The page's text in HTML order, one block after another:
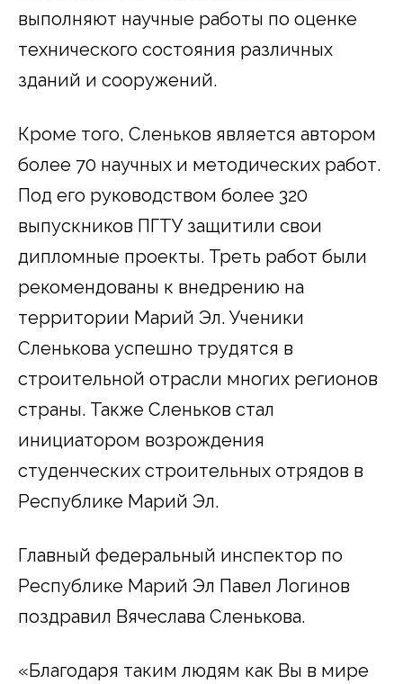
выполняют научные работы по оценке
технического состояния различных
зданий и сооружений.
Кроме того, Сленьков является автором
более 70 научных и методических работ.
Под его руководством более 320
выпускников ПГТУ защитили свои
дипломные проекты. Треть работ были
рекомендованы к внедрению на
территории Марий Эл. Ученики
Сленькова успешно трудятся в
строительной отрасли многих регионов
страны. Также Сленьков стал
инициатором возрождения
студенческих строительных отрядов в
Республике Марий Эл.
Главный федеральный инспектор по
Республике Марий Эл Павел Логинов
поздравил Вячеслава Сленькова.
«Благодаря таким людям как Вы в мире